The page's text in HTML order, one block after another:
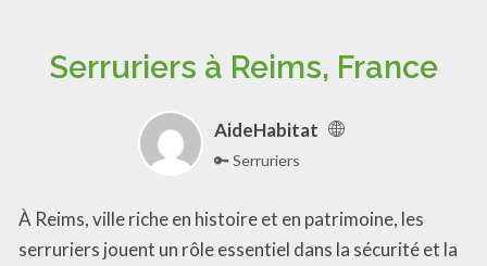
Serruriers à Reims, France
AideHabitat
🔑 Serruriers
À Reims, ville riche en histoire et en patrimoine, les
serruriers jouent un rôle essentiel dans la sécurité et la